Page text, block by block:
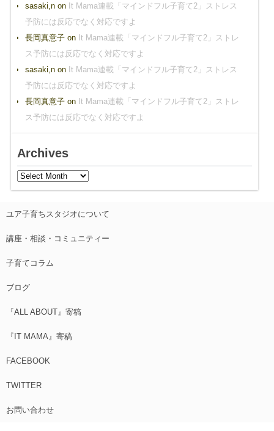
sasaki,non It Mama連載「マインドフル子育て2」ストレス
予防には反応でなく対応ですよ
長岡真意子on It Mama連載「マインドフル子育て2」ストレ
ス予防には反応でなく対応ですよ
sasaki,non It Mama連載「マインドフル子育て2」ストレス
予防には反応でなく対応ですよ
長岡真意子on It Mama連載「マインドフル子育て2」ストレ
ス予防には反応でなく対応ですよ
Archives
ユア子育ちスタジオについて
講座・相談・コミュニティー
子育てコラム
ブログ
『ALL ABOUT』寄稿
『IT MAMA』寄稿
FACEBOOK
TWITTER
お問い合わせ